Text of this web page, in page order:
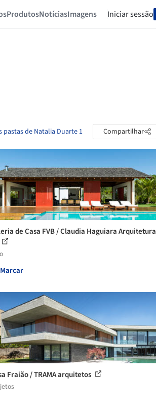
ProdutosNotíciasImagens Iniciar sessão
pastas de Natalia Duarte 1 Compartilhar
de Casa FVB / Claudia Haguiara Arquitetura
Marcar
Fraião / TRAMA arquitetos